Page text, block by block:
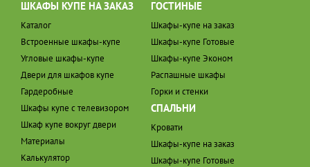
ШКАФЫ КУПЕ НА ЗАКАЗ
Каталог
Встроенные шкафы-купе
Угловые шкафы-купе
Двери для шкафов купе
Гардеробные
Шкафы купе с телевизором
Шкаф купе вокруг двери
Материалы
Калькулятор
ГОСТИНЫЕ
Шкафы-купе на заказ
Шкафы-купе Готовые
Шкафы-купе Эконом
Распашные шкафы
Горки и стенки
СПАЛЬНИ
Кровати
Шкафы-купе на заказ
Шкафы-купе Готовые